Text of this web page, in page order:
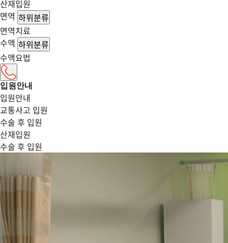
산재입원
면역 하위분류
면역치료
수액 하위분류
수액요법
입원안내
입원안내
교통사고 입원
수술 후 입원
산재입원
수술 후 입원